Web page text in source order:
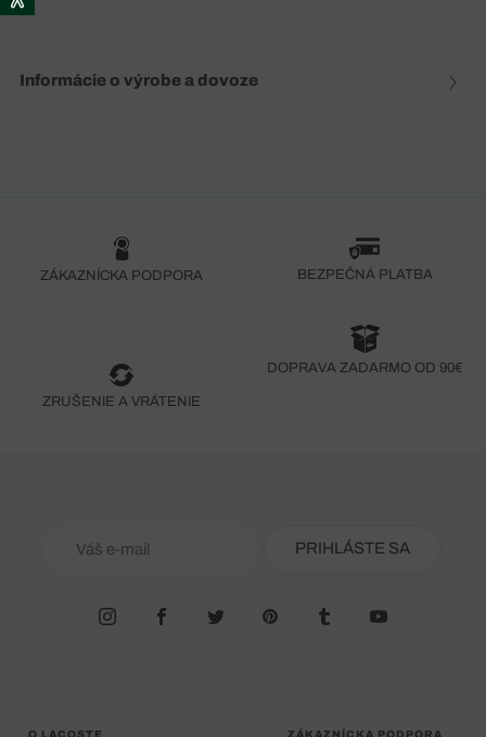
Informácie o výrobe a dovoze
ZÁKAZNÍCKA PODPORA BEZPEČNÁ PLATBA
ZRUŠENIE A VRÁTENIE
DOPRAVA ZADARMO OD 90€
PRIHLÁSTE SA
O LACOSTE ZÁKAZNÍCKA PODPORA